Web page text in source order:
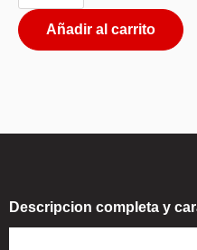
Añadir al carrito
Descripcion completa y